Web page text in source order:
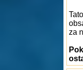
za